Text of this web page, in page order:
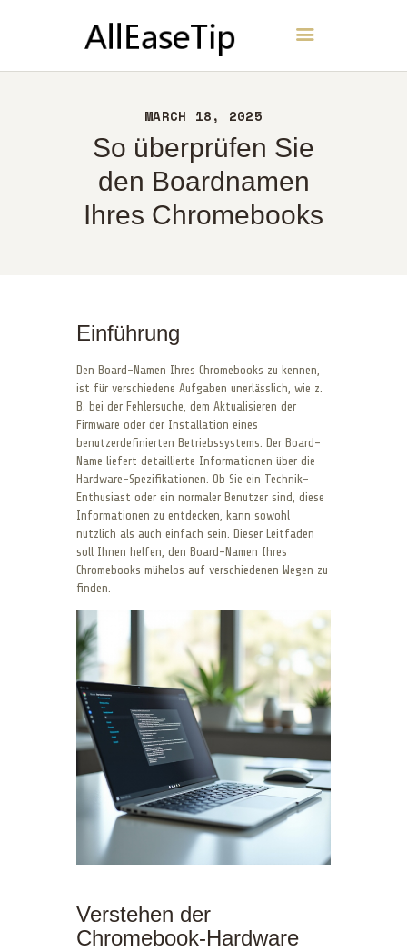
MARCH 18, 2025
So überprüfen Sie
den Boardnamen
Ihres Chromebooks
AllEaseTip
ÜBER UNS
KONTAKT
RICHTLINIEN
DEUTSCH
Einführung
Den Board-Namen Ihres Chromebooks zu kennen,
ist für verschiedene Aufgaben unerlässlich, wie z.
B. bei der Fehlersuche, dem Aktualisieren der
Firmware oder der Installation eines
benutzerdefinierten Betriebssystems. Der Board-
Name liefert detaillierte Informationen über die
Hardware-Spezifikationen. Ob Sie ein Technik-
Enthusiast oder ein normaler Benutzer sind, diese
Informationen zu entdecken, kann sowohl
nützlich als auch einfach sein. Dieser Leitfaden
soll Ihnen helfen, den Board-Namen Ihres
Chromebooks mühelos auf verschiedenen Wegen zu
finden.
Verstehen der
Chromebook-Hardware